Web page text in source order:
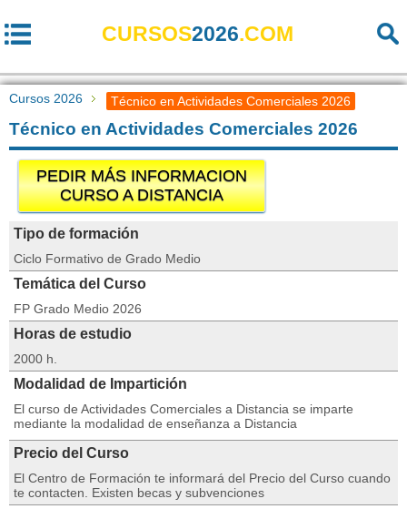
CURSOS2026.COM
Cursos 2026 Técnico en Actividades Comerciales 2026
Técnico en Actividades Comerciales 2026
PEDIR MÁS INFORMACION
CURSO A DISTANCIA
Tipo de formación
Ciclo Formativo de Grado Medio
Temática del Curso
FP Grado Medio 2026
Horas de estudio
2000 h.
Modalidad de Impartición
El curso de Actividades Comerciales a Distancia se imparte
mediante la modalidad de enseñanza a Distancia
Precio del Curso
El Centro de Formación te informará del Precio del Curso cuando
te contacten. Existen becas y subvenciones